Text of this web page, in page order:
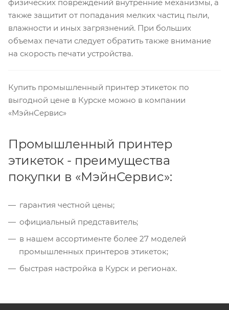
физических повреждений внутренние механизмы, а
также защитит от попадания мелких частиц пыли,
влажности и иных загрязнений. При больших
объемах печати следует обратить также внимание
на скорость печати устройства.
Купить промышленный принтер этикеток по
выгодной цене в Курске можно в компании
«МэйнСервис»
Промышленный принтер
этикеток - преимущества
покупки в «МэйнСервис»:
гарантия честной цены;
официальный представитель;
в нашем ассортименте более 27 моделей
промышленных принтеров этикеток;
быстрая настройка в Курск и регионах.